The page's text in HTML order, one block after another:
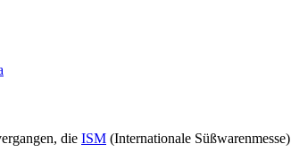
die ISM (Internationale